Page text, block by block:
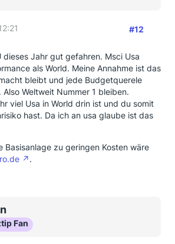
#12
dieses Jahr gut gefahren. Msci Usa
als World. Meine Annahme ist das
bleibt und jede Budgetquerele
Weltweit Nummer 1 bleiben.
viel Usa in World drin ist und du somit
hast. Da ich an usa glaube ist das
Basisanlage zu geringen Kosten wäre
.
Fan